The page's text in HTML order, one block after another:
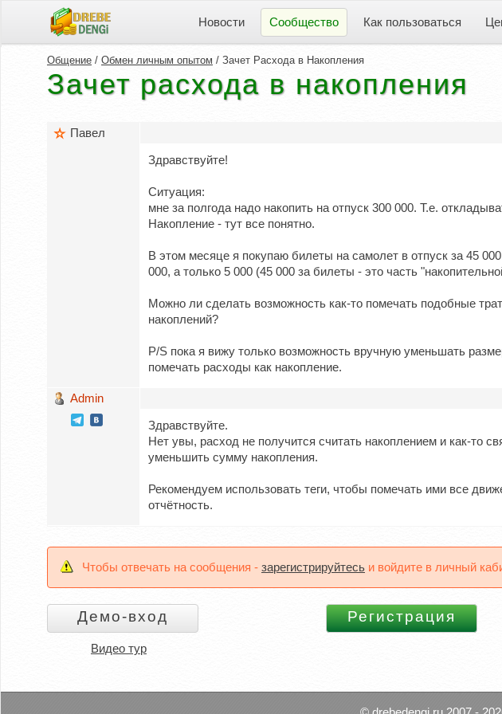
Новости Сообщество Как пользоваться
Общение / Обмен личным опытом / Зачет Расхода в Накопления
Зачет расхода в накопления
Павел
Здравствуйте!
Ситуация:
мне за полгода надо накопить на отпуск 300 000. Т.е.
Накопление - тут все понятно.
В этом месяце я покупаю билеты на самолет в отпуск за 45
000, а только 5 000 (45 000 за билеты - это часть
Можно ли сделать возможность как-то помечать подобные
накоплений?
P/S пока я вижу только возможность вручную уменьшать
помечать расходы как накопление.
Admin
Здравствуйте.
Нет увы, расход не получится считать накоплением и как-то
уменьшить сумму накопления.
Рекомендуем использовать теги, чтобы помечать ими все
отчётность.
Чтобы отвечать на сообщения - зарегистрируйтесь и войдите в личный
Видео тур